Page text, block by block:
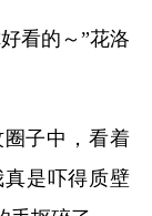
看的～”花洛
子中，看着
是吓得质壁